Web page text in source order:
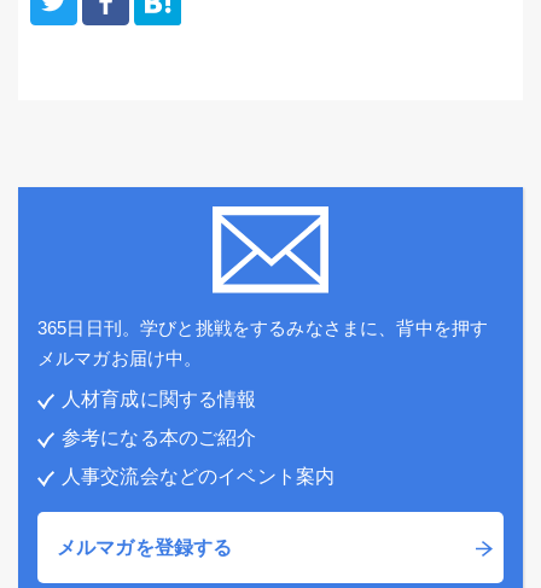
365日日刊。学びと挑戦をするみなさまに、背中を押す
メルマガお届け中。
人材育成に関する情報
参考になる本のご紹介
人事交流会などのイベント案内
メルマガを登録する